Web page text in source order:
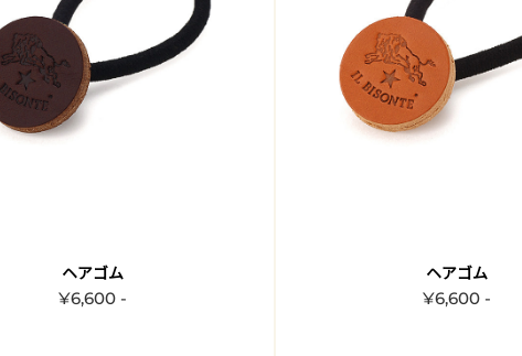
ヘアゴム
¥6,600 -
ヘアゴム
¥6,600 -